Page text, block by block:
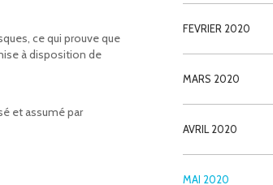
ce qui prouve que
à disposition de
et assumé par
FEVRIER 2020
MARS 2020
AVRIL 2020
MAI 2020